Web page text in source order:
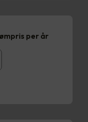
per år